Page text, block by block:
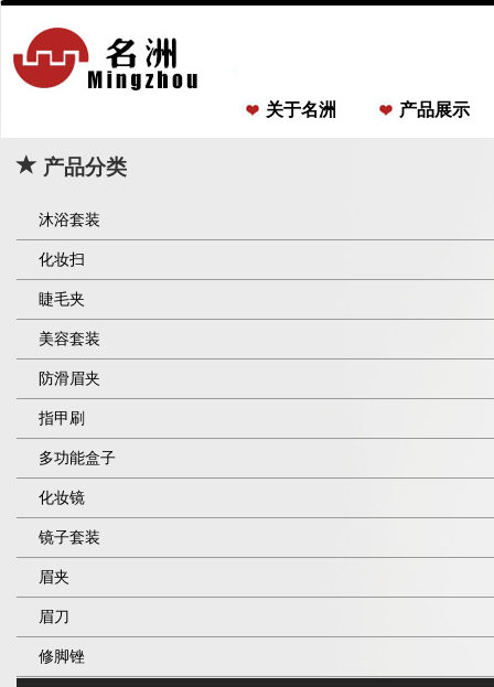
关于名洲 产品展示
产品分类
沐浴套装
化妆扫
睫毛夹
美容套装
防滑眉夹
指甲刷
多功能盒子
化妆镜
镜子套装
眉夹
眉刀
修脚锉